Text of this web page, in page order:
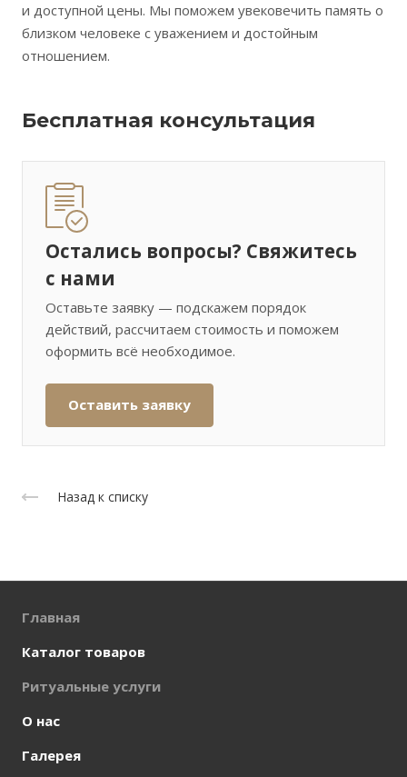
и доступной цены. Мы поможем увековечить память о
близком человеке с уважением и достойным
отношением.
Бесплатная консультация
Остались вопросы? Свяжитесь
с нами
Оставьте заявку — подскажем порядок
действий, рассчитаем стоимость и поможем
оформить всё необходимое.
Оставить заявку
Назад к списку
Главная
Каталог товаров
Ритуальные услуги
О нас
Галерея